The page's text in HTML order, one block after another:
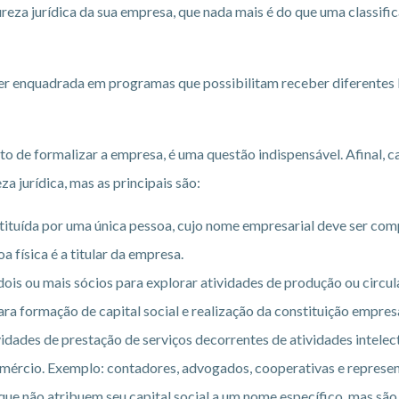
jurídica da sua empresa, que nada mais é do que uma
enquadrada em programas que possibilitam receber
de formalizar a empresa, é uma questão indispensável. Afinal,
jurídica, mas as principais são:
por uma única pessoa, cujo nome empresarial deve ser
física é a titular da empresa.
ou mais sócios para explorar atividades de produção ou
formação de capital social e realização da constituição
de prestação de serviços decorrentes de atividades
Exemplo: contadores, advogados, cooperativas e